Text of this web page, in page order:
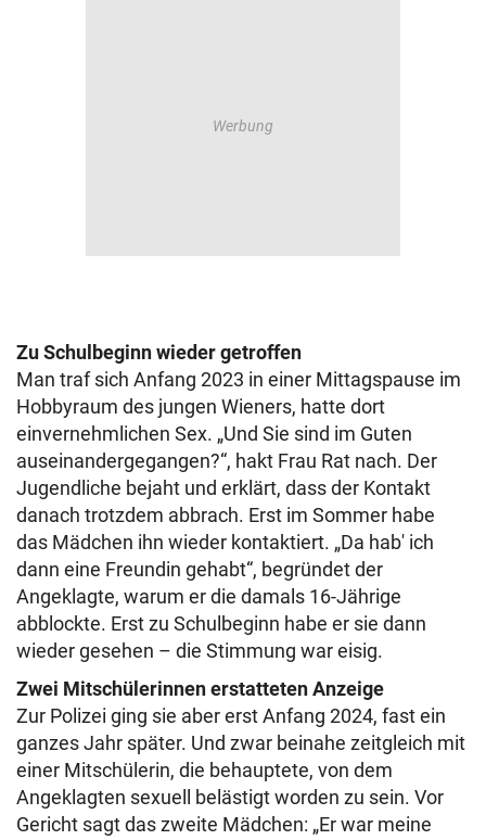
Zu Schulbeginn wieder getroffen
Man traf sich Anfang 2023 in einer Mittagspause im
Hobbyraum des jungen Wieners, hatte dort
einvernehmlichen Sex. „Und Sie sind im Guten
auseinandergegangen?“, hakt Frau Rat nach. Der
Jugendliche bejaht und erklärt, dass der Kontakt
danach trotzdem abbrach. Erst im Sommer habe
das Mädchen ihn wieder kontaktiert. „Da hab' ich
dann eine Freundin gehabt“, begründet der
Angeklagte, warum er die damals 16-Jährige
abblockte. Erst zu Schulbeginn habe er sie dann
wieder gesehen – die Stimmung war eisig.
Zwei Mitschülerinnen erstatteten Anzeige
Zur Polizei ging sie aber erst Anfang 2024, fast ein
ganzes Jahr später. Und zwar beinahe zeitgleich mit
einer Mitschülerin, die behauptete, von dem
Angeklagten sexuell belästigt worden zu sein. Vor
Gericht sagt das zweite Mädchen: „Er war meine